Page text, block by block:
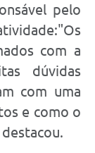
pelo
com a
dúvidas
com uma
e como o